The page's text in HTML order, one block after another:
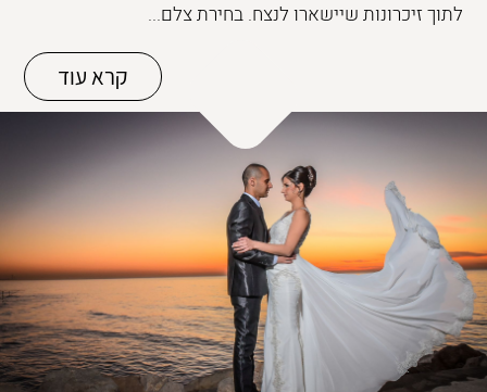
לתוך זיכרונות שיישארו לנצח. בחירת צלם...
קרא עוד